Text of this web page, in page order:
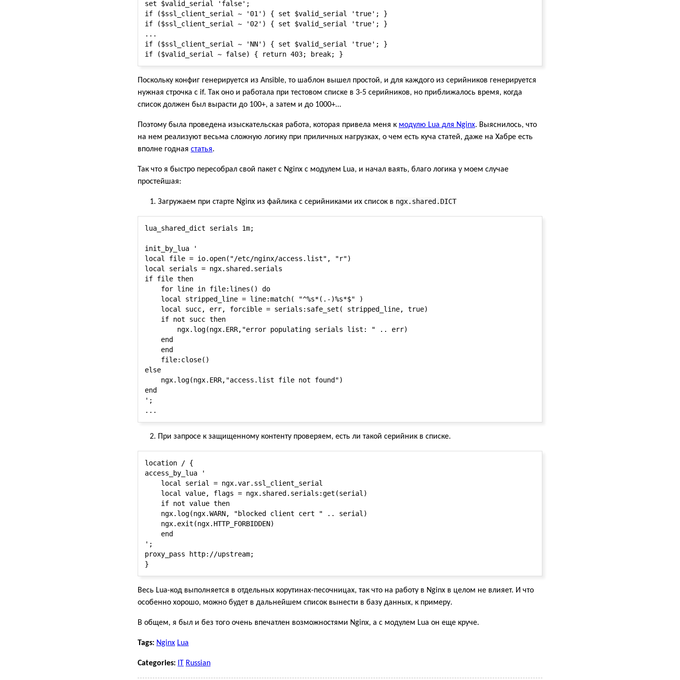
set $valid_serial 'false';
if ($ssl_client_serial ~ '01') { set $valid_serial 'true'; }
if ($ssl_client_serial ~ '02') { set $valid_serial 'true'; }
...
if ($ssl_client_serial ~ 'NN') { set $valid_serial 'true'; }
Поскольку конфиг генерируется из Ansible, то шаблон вышел простой, и для каждого из серийников генерируется
нужная строчка с if. Так оно и работала при тестовом списке в 3-5 серийников, но приближалось время, когда
список должен был вырасти до 100+, а затем и до 1000+…
Поэтому была проведена изыскательская работа, которая привела меня к модулю Lua для Nginx. Выяснилось, что
на нем реализуют весьма сложную логику при приличных нагрузках, о чем есть куча статей, даже на Хабре есть
вполне годная статья.
Так что я быстро пересобрал свой пакет с Nginx с модулем Lua, и начал ваять, благо логика у моем случае
простейшая:
Загружаем при старте Nginx из файлика с серийниками их список в ngx.shared.DICT
lua_shared_dict serials 1m;
init_by_lua '
local file = io.open("/etc/nginx/access.list", "r")
local serials = ngx.shared.serials
if file then
    for line in file:lines() do
    local stripped_line = line:match( "^%s*(.-)%s*$" )
    local succ, err, forcible = serials:safe_set( stripped_line, true)
    if not succ then
        ngx.log(ngx.ERR,"error populating serials list: " .. err)
    end
    end
    file:close()
else
    ngx.log(ngx.ERR,"access.list file not found")
end
';
При запросе к защищенному контенту проверяем, есть ли такой серийник в списке.
location / {
access_by_lua '
    local serial = ngx.var.ssl_client_serial
    local value, flags = ngx.shared.serials:get(serial)
    if not value then
    ngx.log(ngx.WARN, "blocked client cert " .. serial)
    ngx.exit(ngx.HTTP_FORBIDDEN)
    end
';
proxy_pass http://upstream;
Весь Lua-код выполняется в отдельных корутинах-песочницах, так что на работу в Nginx в целом не влияет. И что
особенно хорошо, можно будет в дальнейшем список вынести в базу данных, к примеру.
В общем, я был и без того очень впечатлен возможностями Nginx, а с модулем Lua он еще круче.
Tags: Nginx Lua
Categories: IT Russian